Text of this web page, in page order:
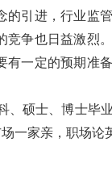
引进，行业监
争也日益激烈
一定的预期准
、硕士、博士毕
一家亲，职场论